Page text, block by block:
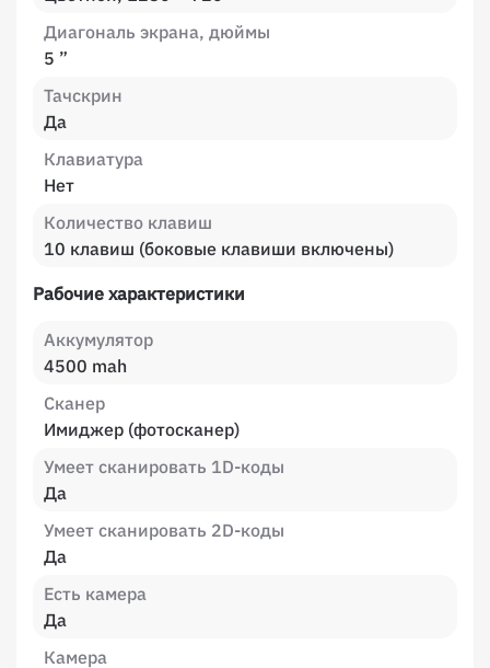
Диагональ экрана, дюймы
5 ”
Тачскрин
Да
Клавиатура
Нет
Количество клавиш
10 клавиш (боковые клавиши включены)
Рабочие характеристики
Аккумулятор
4500 mah
Сканер
Имиджер (фотосканер)
Умеет сканировать 1D-коды
Да
Умеет сканировать 2D-коды
Да
Есть камера
Да
Камера